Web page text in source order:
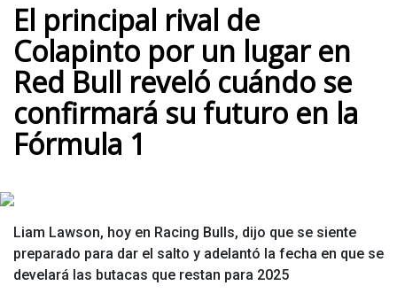
El principal rival de
Colapinto por un lugar en
Red Bull reveló cuándo se
confirmará su futuro en la
Fórmula 1
Liam Lawson, hoy en Racing Bulls, dijo que se siente
preparado para dar el salto y adelantó la fecha en que se
develará las butacas que restan para 2025